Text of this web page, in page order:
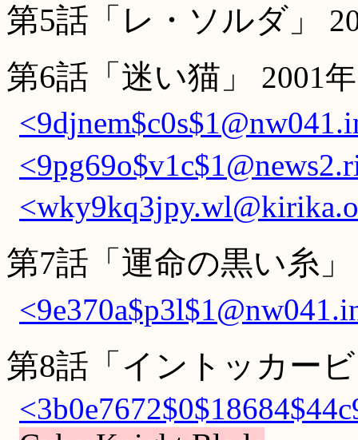
第5話「レ・ソルダ」
第6話「迷い猫」
2001
第7話「運命の黒い糸」
第8話「イントッカー